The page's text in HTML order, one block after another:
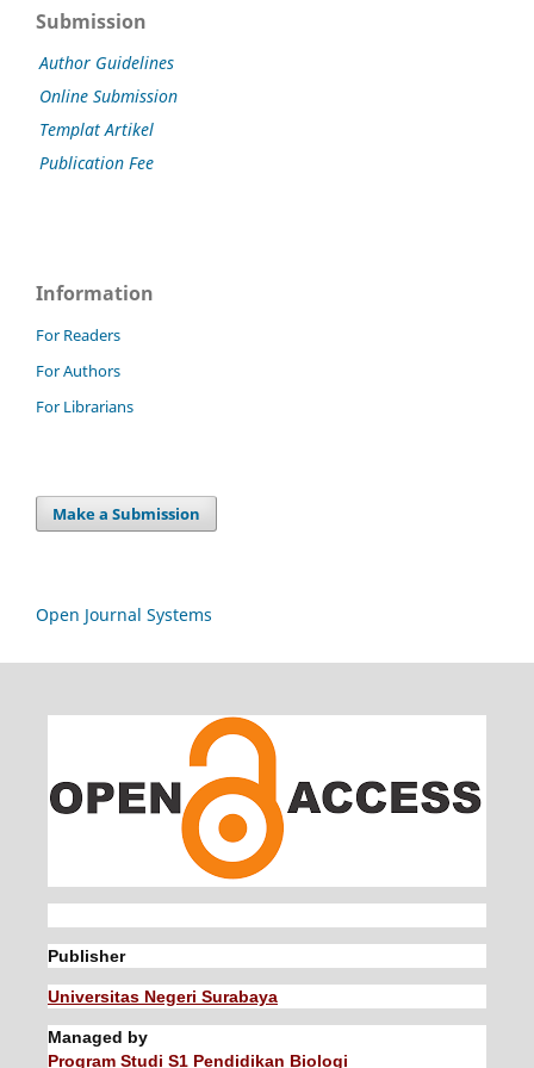
Submission
Author Guidelines
Online Submission
Templat Artikel
Publication Fee
Information
For Readers
For Authors
For Librarians
Make a Submission
Open Journal Systems
Publisher
Universitas Negeri Surabaya
Managed by
Program Studi S1 Pendidikan Biologi